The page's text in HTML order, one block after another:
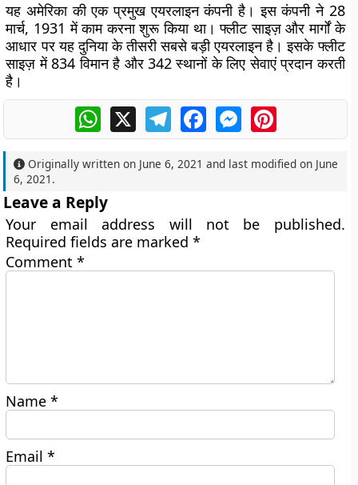
यह अमेरिका की एक प्रमुख एयरलाइन कंपनी है। इस कंपनी ने 28
मार्च, 1931 में काम करना शुरू किया था। फ्लीट साइज़ और मार्गों के
आधार पर यह दुनिया के तीसरी सबसे बड़ी एयरलाइन है। इसके फ्लीट
साइज़ में 834 विमान है और 342 स्थानों के लिए सेवाएं प्रदान करती
है।
WhatsApp
X TelegramFacebookMessengerPinterest
Originally written on June 6, 2021 and last modified on June
6, 2021 .
Leave a Reply
Your email address will not be published.
Required fields are marked*
Comment*
Name*
Email*